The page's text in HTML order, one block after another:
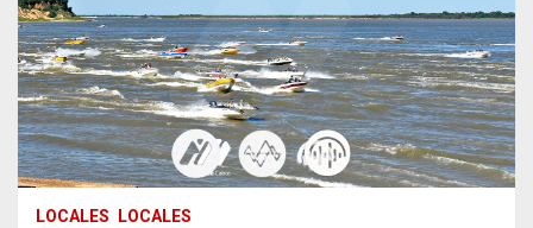
LOCALES LOCALES